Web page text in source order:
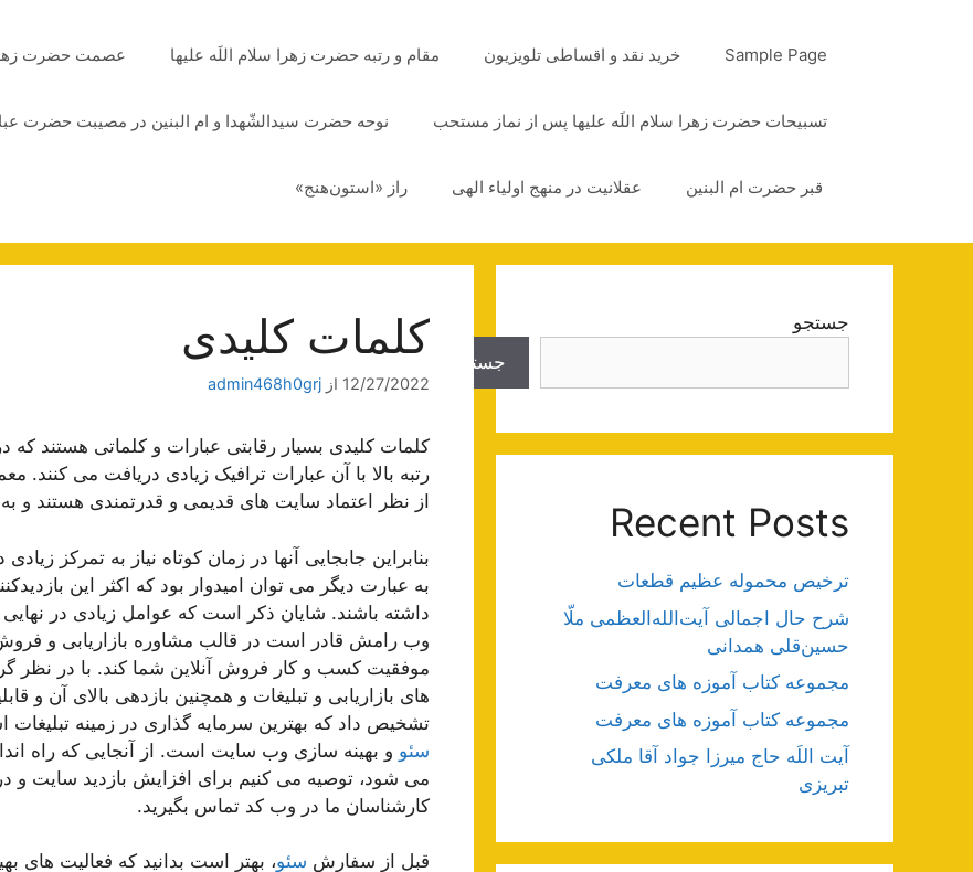
Sample Page خرید نقد و اقساطی تلویزیون مقام و رتبه حضرت زهرا سلام اللَه علیها عصمت حضرت
تسبیحات حضرت زهرا سلام اللَه علیها پس از نماز مستحب نوحه حضرت سیدالشّهدا و ام البنین در مصیبت حضرت
قبر حضرت ام البنین عقلانیت در منهج اولیاء الهی راز «استون‌هنج»
کلمات کلیدی
12/27/2022 از admin468h0grj
کلمات کلیدی بسیار رقابتی عبارات و کلماتی هستند
رتبه بالا با آن عبارات ترافیک زیادی دریافت می کنند.
از نظر اعتماد سایت های قدیمی و قدرتمندی هستند و
بنابراین جابجایی آنها در زمان کوتاه نیاز به تمرکز
به عبارت دیگر می توان امیدوار بود که اکثر این
داشته باشند. شایان ذکر است که عوامل زیادی در
وب رامش قادر است در قالب مشاوره بازاریابی و
موفقیت کسب و کار فروش آنلاین شما کند. با در نظر
های بازاریابی و تبلیغات و همچنین بازدهی بالای آن و
تشخیص داد که بهترین سرمایه گذاری در زمینه تبلیغات
سئو و بهینه سازی وب سایت است. از آنجایی که راه
می شود، توصیه می کنیم برای افزایش بازدید سایت و
کارشناسان ما در وب کد تماس بگیرید.
قبل از سفارش سئو، بهتر است بدانید که فعالیت
جستجو
جستجو
Recent Posts
ترخیص محموله عظیم قطعات
شرح حال اجمالی آیت‌الله‌العظمی ملّا
حسین‌قلی همدانی
مجموعه کتاب آموزه های معرفت
مجموعه کتاب آموزه های معرفت
آیت اللَه حاج میرزا جواد آقا ملکی
تبریزی